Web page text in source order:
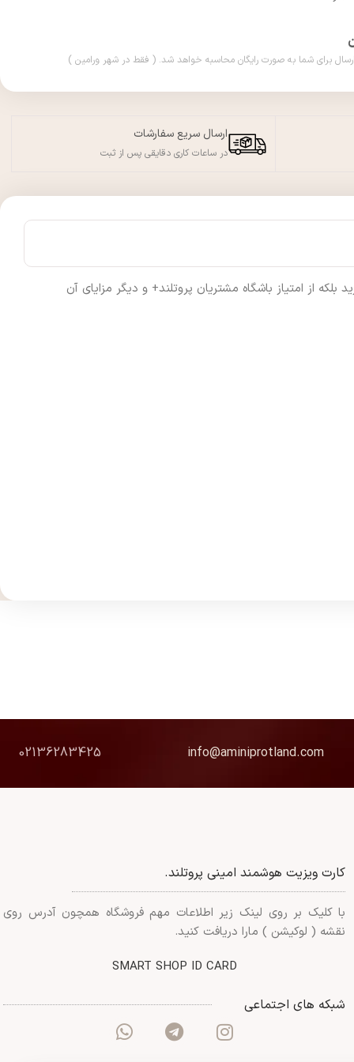
ارسال سریع سفارشات
در ساعات کاری دقایقی پس از ثبت
از امتیاز باشگاه مشتریان پروتلند+ و دیگر مزایای آن
info@aminiprotland.com
02136283425
کارت ویزیت هوشمند امینی پروتلند.
با کلیک بر روی لینک زیر اطلاعات مهم فروشگاه همچون آدرس روی
نقشه ( لوکیشن ) مارا دریافت کنید.
SMART SHOP ID CARD
شبکه های اجتماعی